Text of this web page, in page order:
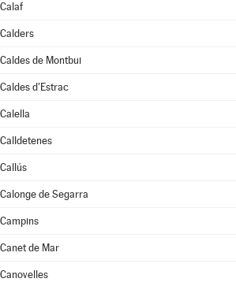
Calaf
Calders
Caldes de Montbui
Caldes d'Estrac
Calella
Calldetenes
Callús
Calonge de Segarra
Campins
Canet de Mar
Canovelles